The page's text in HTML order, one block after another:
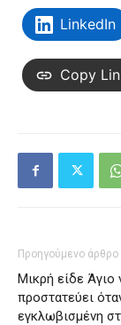
LinkedIn
Copy
Προηγούμενο άρθρο
Μικρή είδε Άγιο
προστατεύει
εγκλωβισμένη